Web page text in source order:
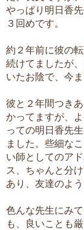
やっぱり明日香
３回めです。
約２年前に彼の
続けてましたが
いたお陰で、今
彼と２年間つき
かってますが、
っての明日香先
ました。些細な
い師としてのア
ス、ちゃんと分
あり、友達のよ
色んな先生にみ
も、良いことも